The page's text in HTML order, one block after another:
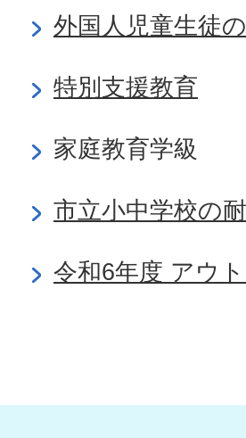
外国人児童生徒
特別支援教育
家庭教育学級
市立小中学校の
令和6年度 アウ